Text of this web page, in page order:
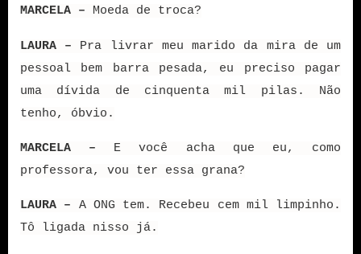
MARCELA – Moeda de troca?
LAURA – Pra livrar meu marido da mira de um
pessoal bem barra pesada, eu preciso pagar
uma dívida de cinquenta mil pilas. Não
tenho, óbvio.
MARCELA – E você acha que eu, como
professora, vou ter essa grana?
LAURA – A ONG tem. Recebeu cem mil limpinho.
Tô ligada nisso já.